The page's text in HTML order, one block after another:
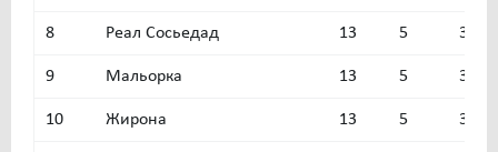
8 Реал Сосьедад 13 5 3
9 Мальорка 13 5 3
10 Жирона 13 5 3